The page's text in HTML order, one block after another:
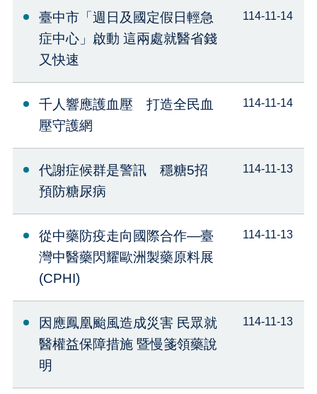
臺中市「週日及國定假日輕急
症中心」啟動 這兩處就醫省錢
又快速
114-11-14
千人響應護血壓 打造全民血
壓守護網
114-11-14
代謝症候群是警訊 穩糖5招
預防糖尿病
114-11-13
從中藥防疫走向國際合作—臺
灣中醫藥閃耀歐洲製藥原料展
(CPHI)
114-11-13
因應鳳凰颱風造成災害 民眾就
醫權益保障措施 暨慢箋領藥說
明
114-11-13